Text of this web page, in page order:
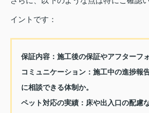
イントです：
保証内容：施工後の保証やアフターフ
コミュニケーション：施工中の進捗報
に相談できる体制か。
ペット対応の実績：床や出入口の配慮